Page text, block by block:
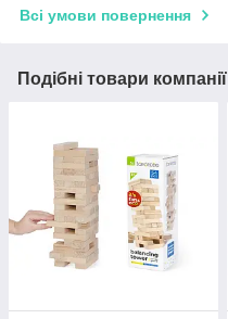
Всі умови повернення
Подібні товари компанії